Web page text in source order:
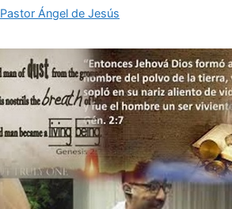
Pastor Ángel de Jesús